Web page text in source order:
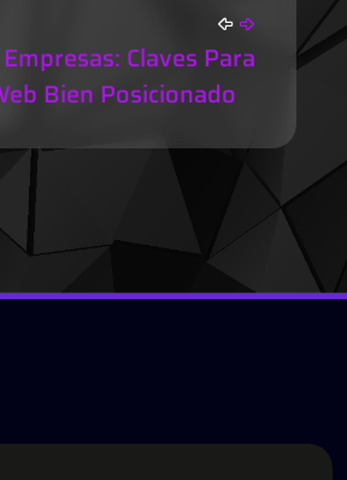
Claves Para
Bien Posicionado